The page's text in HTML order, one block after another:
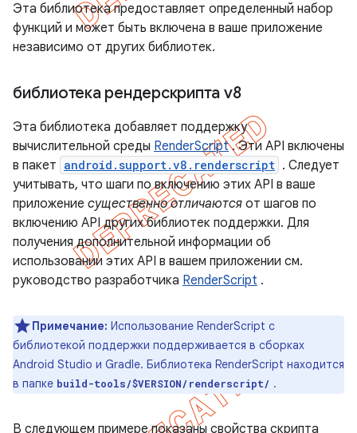
Эта библиотека предоставляет определенный набор
функций и может быть включена в ваше приложение
независимо от других библиотек.
библиотека рендерскрипта v8
Эта библиотека добавляет поддержку
вычислительной среды RenderScript. Эти API включены
в пакет android.support.v8.renderscript . Следует
учитывать, что шаги по включению этих API в ваше
приложение существенно отличаются от шагов по
включению API других библиотек поддержки. Для
получения дополнительной информации об
использовании этих API в вашем приложении см.
руководство разработчика RenderScript .
Примечание: Использование RenderScript с
библиотекой поддержки поддерживается в сборках
Android Studio и Gradle. Библиотека RenderScript находится
в папке build-tools/$VERSION/renderscript/ .
В следующем примере показаны свойства скрипта